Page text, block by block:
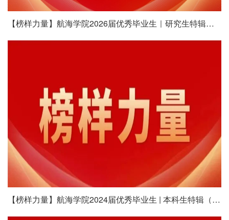
【榜样力量】航海学院2026届优秀毕业生｜研究生特辑（一）
【榜样力量】航海学院2024届优秀毕业生 | 本科生特辑（一）